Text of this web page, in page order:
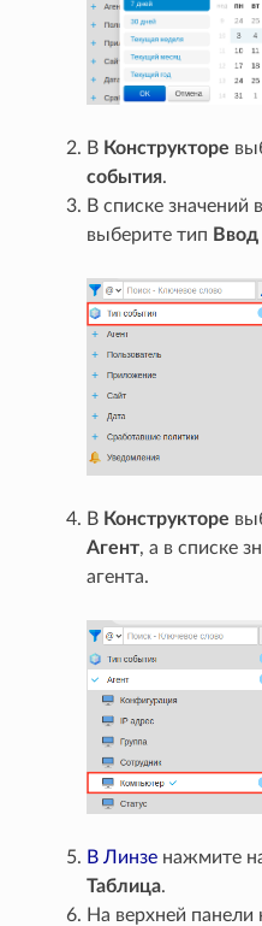
В Конструкторе
события.
В списке значений
выберите тип Ввод
В Конструкторе
Агент, а в списке
агента.
В Линзе нажмите
Таблица.
На верхней